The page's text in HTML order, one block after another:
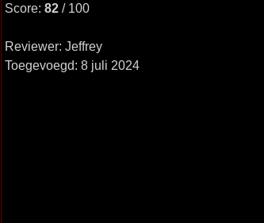
Score: 82/ 100
Reviewer: Jeffrey
Toegevoegd: 8 juli 2024